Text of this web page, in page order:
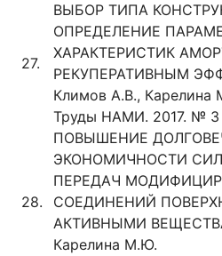
27.
ВЫБОР ТИПА
ОПРЕДЕЛЕНИЕ
ХАРАКТЕРИСТИК
РЕКУПЕРАТИВНЫМ
Климов А.В., Карелина
Труды НАМИ. 2017. № 3
28.
ПОВЫШЕНИЕ
ЭКОНОМИЧНОСТИ
ПЕРЕДАЧ
СОЕДИНЕНИЙ
АКТИВНЫМИ
Карелина М.Ю.